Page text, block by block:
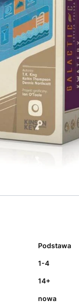
Podstawa
1-4
14+
nowa